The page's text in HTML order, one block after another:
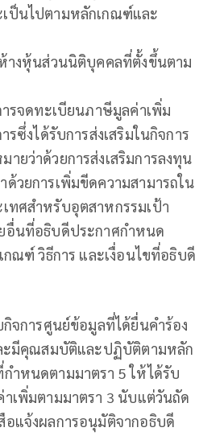
ป็นไปตามหลักเกณฑ์และ
างหุ้นส่วนนิติบุคคลที่ตั้งขึ้นตาม
รจดทะเบียนภาษีมูลค่าเพิ่ม
ซึ่งได้รับการส่งเสริมในกิจการ
ยว่าด้วยการส่งเสริมการลงทุน
วยการเพิ่มขีดความสามารถใน
ทศสำหรับอุตสาหกรรมเป้า
อื่นที่อธิบดีประกาศกำหนด
ณฑ์ วิธีการ และเงื่อนไขที่อธิบดี
จการศูนย์ข้อมูลที่ได้ยื่นคำร้อง
ะมีคุณสมบัติและปฏิบัติตามหลัก
ำหนดตามมาตรา 5 ให้ได้รับ
เพิ่มตามมาตรา 3 นับแต่วันถัด
แจ้งผลการอนุมัติจากอธิบดี